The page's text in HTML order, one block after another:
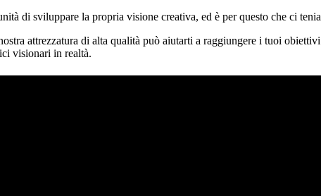
di sviluppare la propria visione creativa, ed è per questo che ci
attrezzatura di alta qualità può aiutarti a raggiungere i tuoi
visionari in realtà.